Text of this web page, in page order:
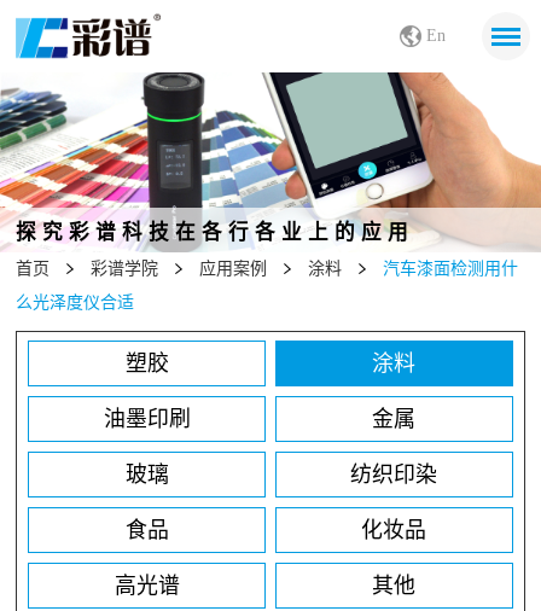
En
探究彩谱科技在各行各业上的应用
首页 彩谱学院 应用案例 涂料
汽车漆面检测用什
么光泽度仪合适
塑胶 涂料
油墨印刷 金属
玻璃 纺织印染
食品 化妆品
高光谱 其他